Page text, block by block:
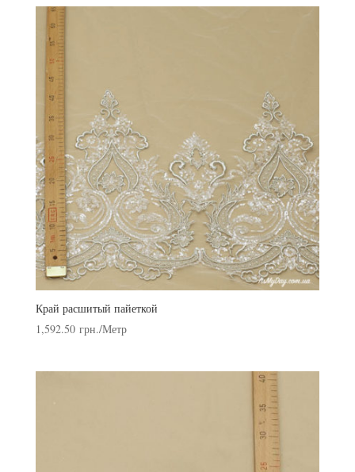
Край расшитый пайеткой
1,592.50 грн./Метр